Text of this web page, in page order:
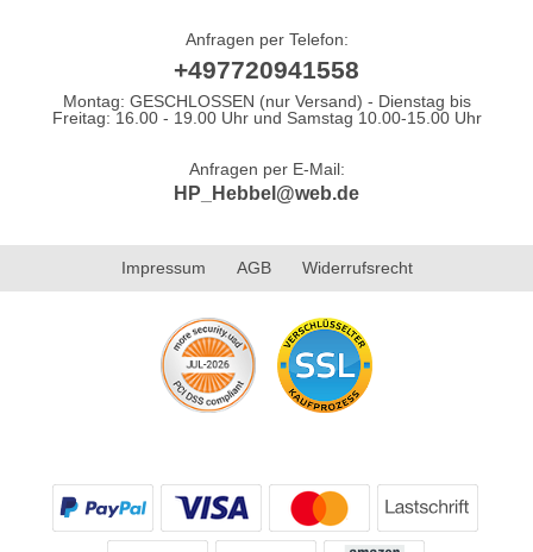
Anfragen per Telefon:
+497720941558
Montag: GESCHLOSSEN (nur Versand) - Dienstag bis
Freitag: 16.00 - 19.00 Uhr und Samstag 10.00-15.00 Uhr
Anfragen per E-Mail:
HP_Hebbel@web.de
Impressum AGB Widerrufsrecht